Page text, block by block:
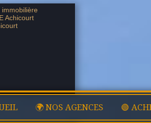
🌍 NOS AGENCES 🟢